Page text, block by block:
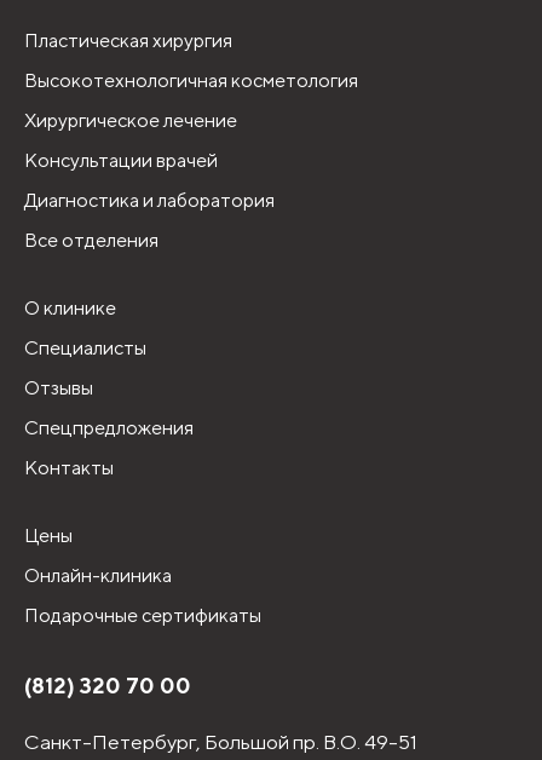
Пластическая хирургия
Высокотехнологичная косметология
Хирургическое лечение
Консультации врачей
Диагностика и лаборатория
Все отделения
О клинике
Специалисты
Отзывы
Спецпредложения
Контакты
Цены
Онлайн-клиника
Подарочные сертификаты
(812) 320 70 00
Санкт-Петербург, Большой пр. В.О. 49-51